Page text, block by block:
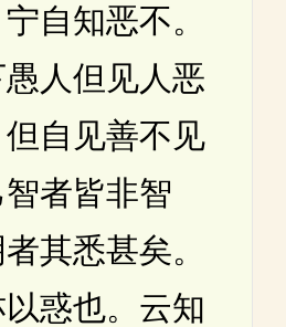
自知恶不。
人但见人恶
自见善不见
者皆非智
其悉甚矣。
惑也。云知